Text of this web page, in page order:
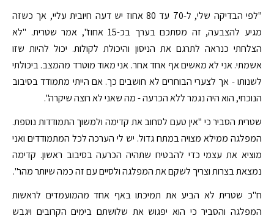
"לפי הבדיקה שלי, ל-70 עד 80 אחוז יש דעה חיובית עליי, אך כשזה
מגיע להצבעה, זה מסתכם בערך בכ-15 אחוז", אמר שטרית. "לא
הצלחתי כנראה לתרגם את הניסון והיכולת לקולות. יכול להיות שזו
אשמתי. אני לא מאשים אף אחד אחר. אני מאוד מוטרד מהמצב. ביכולתי
לשנותו - אך לצערי הבוחרים לא חושבים כך. אם הייתי מתמודד בסיבוב
הנוכחי, הוא היה נגמר ללא הכרעה - מה שאני לא רוצה שיקרה".
שטרית הסביר כי "אין טעם לסחוב את קדימה ולמשוך התמודדות נוספת.
המפלגה ממילא מצויה במתח גדול. יש לי הערכה לכל המתמודדים ואני
מוציא את עצמי כדי להבטיח שתהיה הכרעה בסיבוב ראשון. קדימה
נמצאת בצרות וצריך לשקם את המפלגה ולסיים עם זה כמה שיותר מהר".
ח"כ שטרית לא הביע את תמיכתו באף אחד מהמועמדים לראשות
המפלגה והסביר כי הוא יפגוש את שלושתם בימים הקרובים ויגבש